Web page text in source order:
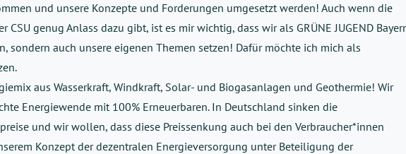
und unsere Konzepte und Forderungen umgesetzt werden! Auch wenn die
CSU genug Anlass dazu gibt, ist es mir wichtig, dass wir als GRÜNE JUGEND
sondern auch unsere eigenen Themen setzen! Dafür möchte ich mich als
aus Wasserkraft, Windkraft, Solar- und Biogasanlagen und Geothermie! Wir
Energiewende mit 100% Erneuerbaren. In Deutschland sinken die
und wir wollen, dass diese Preissenkung auch bei den Verbraucher*innen
Konzept der dezentralen Energieversorgung unter Beteiligung der